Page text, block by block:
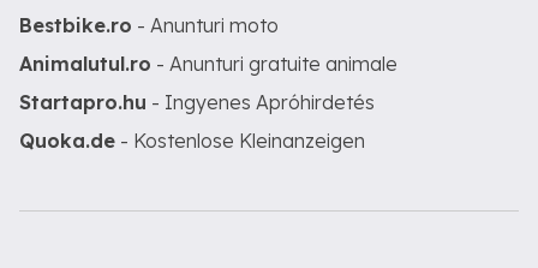
Bestbike.ro - Anunturi moto
Animalutul.ro - Anunturi gratuite animale
Startapro.hu - Ingyenes Apróhirdetés
Quoka.de - Kostenlose Kleinanzeigen